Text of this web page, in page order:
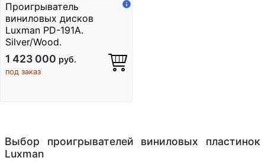
Проигрыватель
виниловых дисков
Luxman PD-191A.
Silver/Wood.
1 423 000 руб.
под заказ
Выбор проигрывателей виниловых пластинок
Luxman